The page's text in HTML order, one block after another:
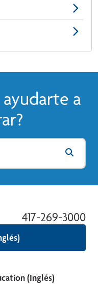
a
417-269-3000
(Inglés)